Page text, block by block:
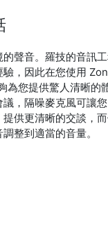
聲音。羅技的音訊
，因此在您使用
為您提供驚人清晰的
，隔噪麥克風可讓
供更清晰的交談，
整到適當的音量。